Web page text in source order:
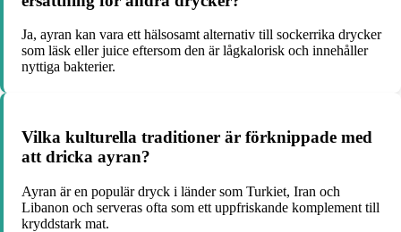
Ja, ayran kan vara ett hälsosamt alternativ till sockerrika drycker
som läsk eller juice eftersom den är lågkalorisk och innehåller
nyttiga bakterier.
Vilka kulturella traditioner är förknippade med
att dricka ayran?
Ayran är en populär dryck i länder som Turkiet, Iran och
Libanon och serveras ofta som ett uppfriskande komplement till
kryddstark mat.